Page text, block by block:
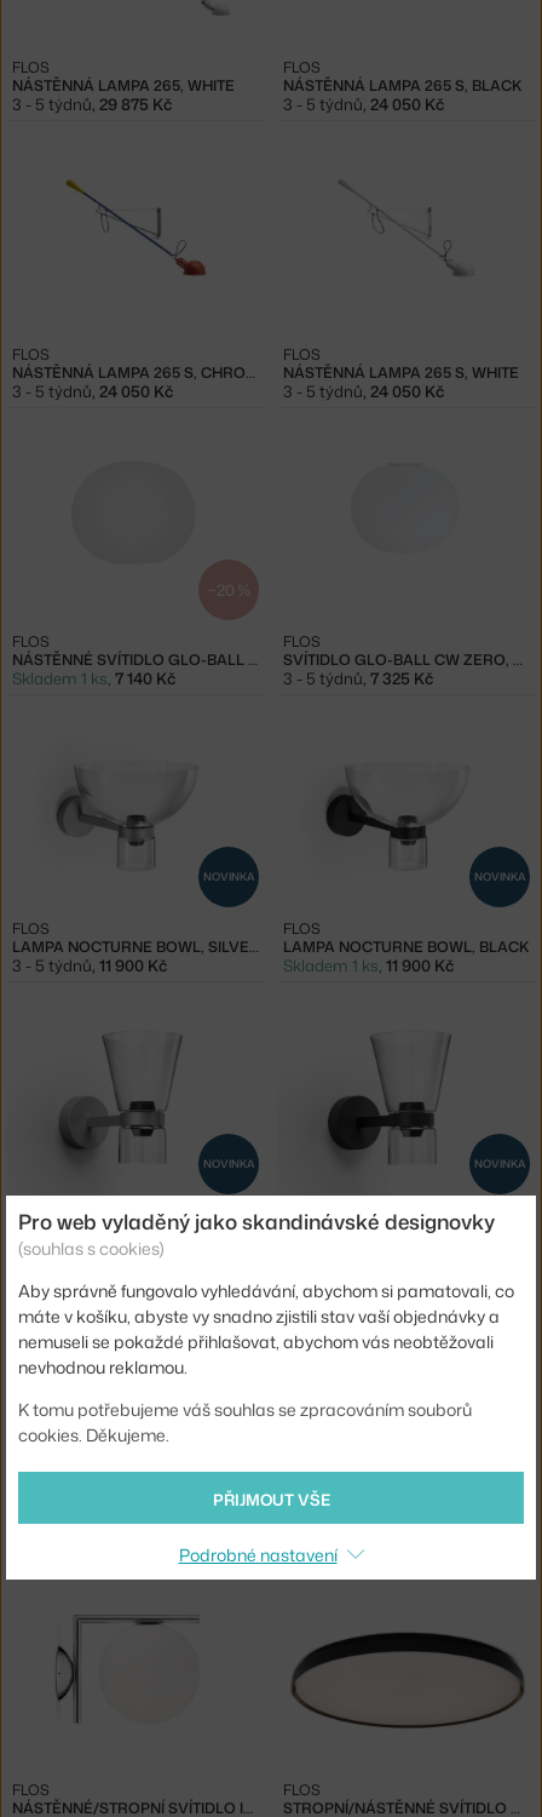
NÁSTĚNNÁ LAMPA 265, WHITE
FLOS
3 - 5 týdnů, 29 875 Kč
NÁSTĚNNÁ LAMPA 265 S, BLACK
FLOS
3 - 5 týdnů, 24 050 Kč
NÁSTĚNNÁ LAMPA 265 S, CHROMATICA
FLOS
3 - 5 týdnů, 24 050 Kč
NÁSTĚNNÁ LAMPA 265 S, WHITE
FLOS
3 - 5 týdnů, 24 050 Kč
−20 %
NÁSTĚNNÉ SVÍTIDLO GLO-BALL W, WHITE
FLOS
Skladem 1 ks, 7 140 Kč
SVÍTIDLO GLO-BALL CW ZERO, WHITE
FLOS
3 - 5 týdnů, 7 325 Kč
NOVINKA
LAMPA NOCTURNE BOWL, SILVER
FLOS
3 - 5 týdnů, 11 900 Kč
NOVINKA
LAMPA NOCTURNE BOWL, BLACK
FLOS
Skladem 1 ks, 11 900 Kč
NOVINKA
LAMPA NOCTURNE CONE, SILVER
FLOS
3 - 5 týdnů,9 400 Kč
NOVINKA
LAMPA NOCTURNE CONE, BLACK
FLOS
NÁSTĚNNÉ/STROPNÍ SVÍTIDLO IC C/W1, BLACK NÁSTĚNNÉ/STROPNÍ SVÍTIDLO IC C/W1, BRASS
FLOS
NÁSTĚNNÉ/STROPNÍ SVÍTIDLO IC C/W1, CHROME
FLOS
STROPNÍ/NÁSTĚNNÉ SVÍTIDLO CLARA, FUMÉE
FLOS
Pro web vyladěný jako skandinávské designovky
(souhlas s cookies)
Aby správně fungovalo vyhledávání, abychom si pamatovali, co
máte v košíku, abyste vy snadno zjistili stav vaší objednávky a
nemuseli se pokaždé přihlašovat, abychom vás neobtěžovali
nevhodnou reklamou.
K tomu potřebujeme váš souhlas se zpracováním souborů
cookies. Děkujeme.
PŘIJMOUT VŠE
Podrobné nastavení